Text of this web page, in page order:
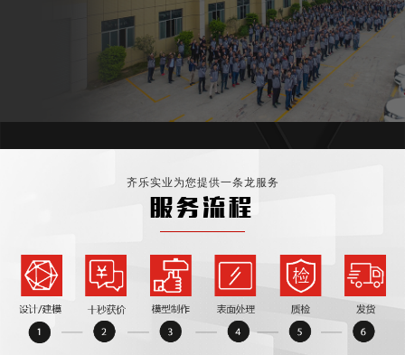
齐乐实业为您提供一条龙服务
服务流程